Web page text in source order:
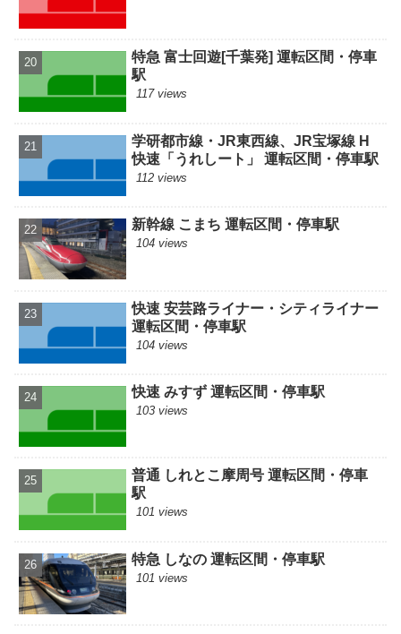
特急 富士回遊[千葉発] 運転区間・停車
駅
117 views
学研都市線・JR東西線、JR宝塚線 H
快速「うれしート」 運転区間・停車駅
112 views
新幹線 こまち 運転区間・停車駅
104 views
快速 安芸路ライナー・シティライナー
運転区間・停車駅
104 views
快速 みすず 運転区間・停車駅
103 views
普通 しれとこ摩周号 運転区間・停車
駅
101 views
特急 しなの 運転区間・停車駅
101 views